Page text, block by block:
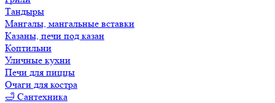
Тандыры
Мангалы, мангальные вставки
Казаны, печи под казан
Коптильни
Уличные кухни
Печи для пиццы
Очаги для костра
🛁 Сантехника